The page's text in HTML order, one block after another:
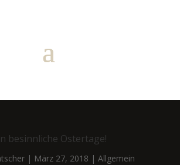
besinnliche Ostertage!
| März 27, 2018 | Allgemein